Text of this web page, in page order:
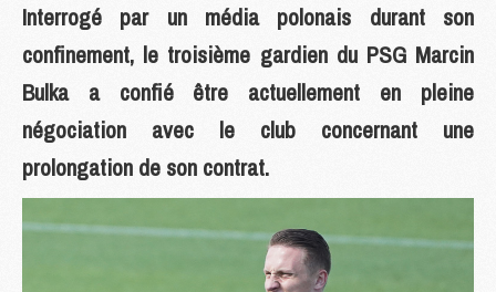
Interrogé par un média polonais durant son
confinement, le troisième gardien du PSG Marcin
Bulka a confié être actuellement en pleine
négociation avec le club concernant une
prolongation de son contrat.